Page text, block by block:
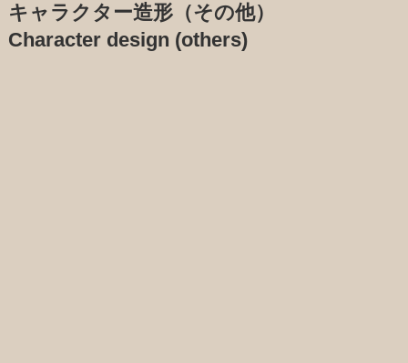
キャラクター造形（その他）
Character design (others)